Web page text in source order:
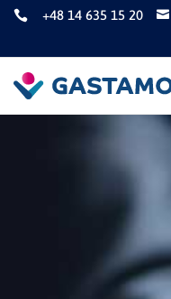
 +48 14 635 15 20 